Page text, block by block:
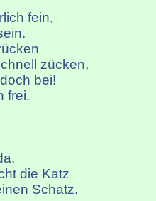
fein,
zücken,
bei!
frei.
die Katz
Schatz.